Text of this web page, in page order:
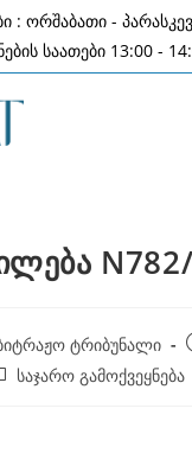
: ორშაბათი -
საათები 13:00 -
ტრიბუნალი
საჯარო გამოქვეყნება